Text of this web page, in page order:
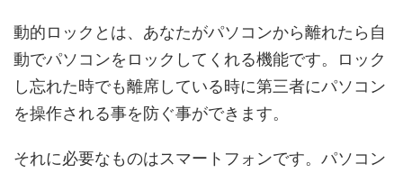
動的ロックとは、あなたがパソコンから離れたら自
動でパソコンをロックしてくれる機能です。ロック
し忘れた時でも離席している時に第三者にパソコン
を操作される事を防ぐ事ができます。
それに必要なものはスマートフォンです。パソコン